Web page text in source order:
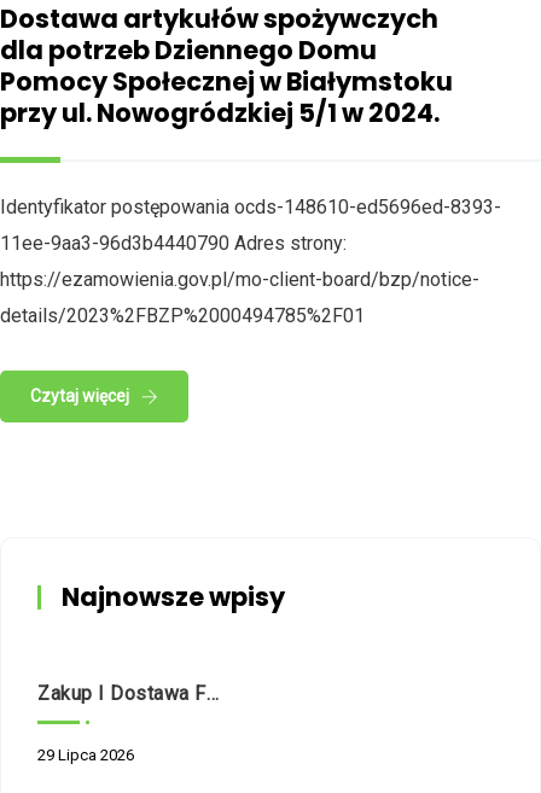
Dostawa artykułów spożywczych
dla potrzeb Dziennego Domu
Pomocy Społecznej w Białymstoku
przy ul. Nowogródzkiej 5/1 w 2024.
Identyfikator postępowania ocds-148610-ed5696ed-8393-
11ee-9aa3-96d3b4440790 Adres strony:
https://ezamowienia.gov.pl/mo-client-board/bzp/notice-
details/2023%2FBZP%2000494785%2F01
Czytaj więcej
Najnowsze wpisy
Zakup I Dostawa Fabrycznie Nowego Samochodu Dostawczego O Napędzie Hybrydowym Na Potrzeby Dziennego Domu Pomocy Społecznej W Białymstoku Przy Ul. Nowogródzkiej 5/1
29 Lipca 2026